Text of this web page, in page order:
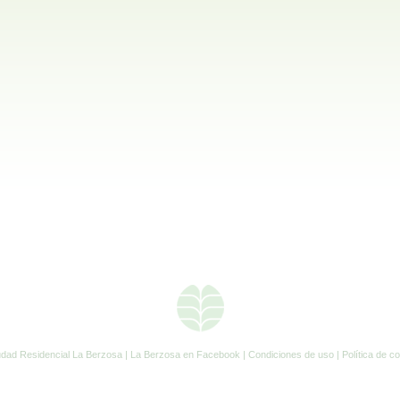
Residencial La Berzosa | La Berzosa en Facebook | Condiciones de uso | Política de